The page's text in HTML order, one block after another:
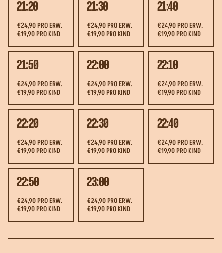
21:20
€24,90 PRO ERW.
€19,90 PRO KIND
21:30
€24,90 PRO ERW.
€19,90 PRO KIND
21:40
€24,90 PRO ERW.
€19,90 PRO KIND
21:50
€24,90 PRO ERW.
€19,90 PRO KIND
22:00
€24,90 PRO ERW.
€19,90 PRO KIND
22:10
€24,90 PRO ERW.
€19,90 PRO KIND
22:20
€24,90 PRO ERW.
€19,90 PRO KIND
22:30
€24,90 PRO ERW.
€19,90 PRO KIND
22:40
€24,90 PRO ERW.
€19,90 PRO KIND
22:50
€24,90 PRO ERW.
€19,90 PRO KIND
23:00
€24,90 PRO ERW.
€19,90 PRO KIND